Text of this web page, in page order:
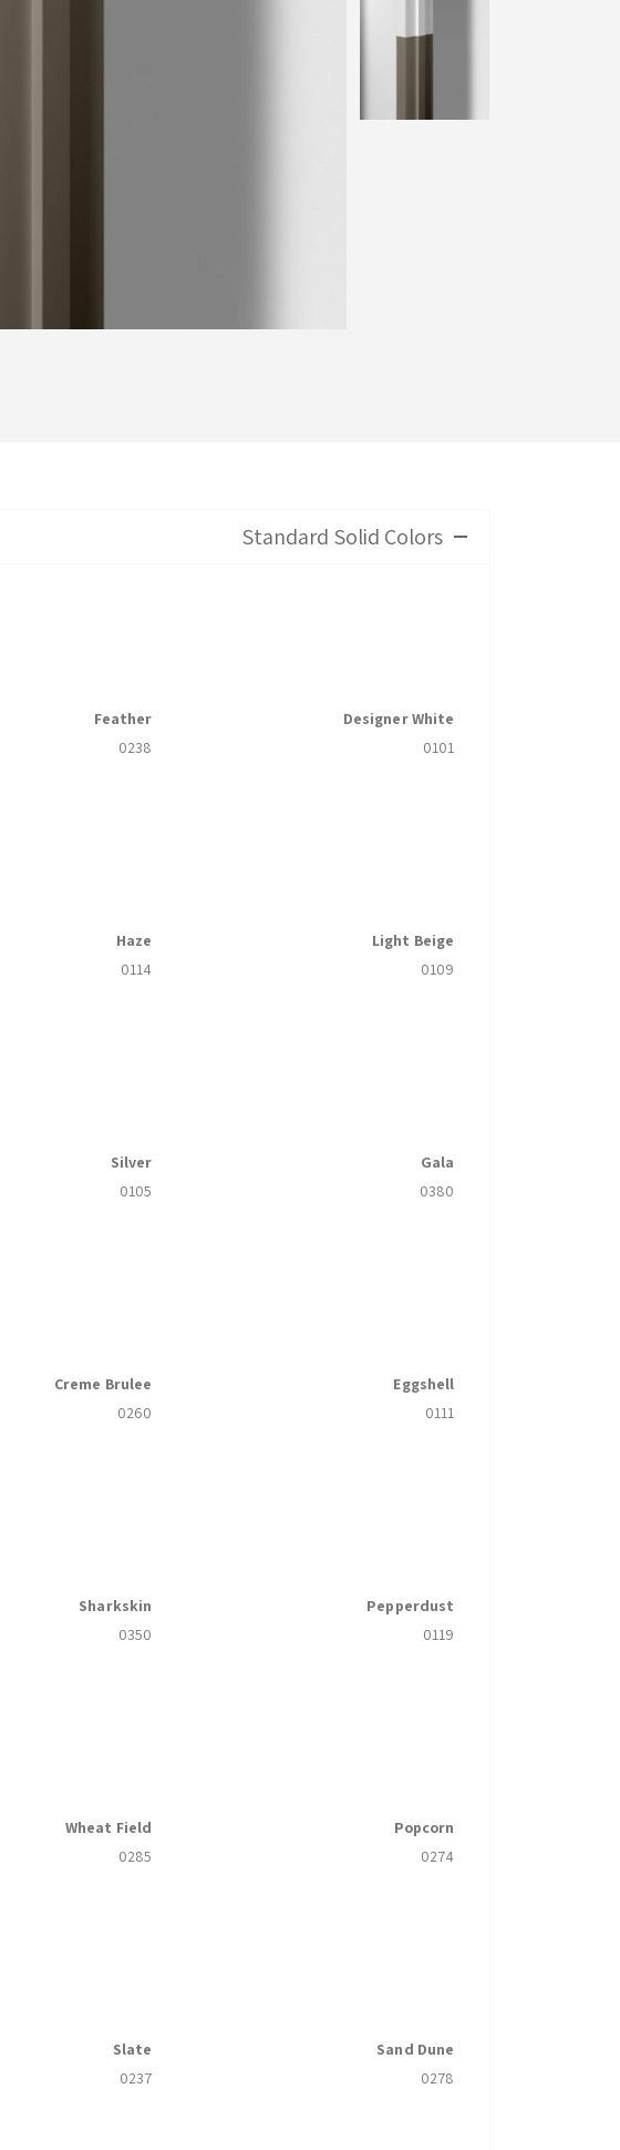
Standard Solid Colors
Designer White
0101
Feather
0238
Light Beige
0109
Haze
0114
Gala
0380
Silver
0105
Eggshell
0111
Creme Brulee
0260
Pepperdust
0119
Sharkskin
0350
Popcorn
0274
Wheat Field
0285
Sand Dune
0278
Slate
0237